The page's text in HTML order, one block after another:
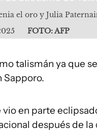
el oro y Julia
FOTO: AFP
talismán ya que
Sapporo.
en parte
después de la